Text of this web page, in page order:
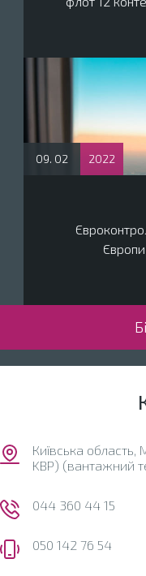
09. 02 2022
Європи
Київська область,
KBP) (вантажний
044 360 44 15
050 142 76 54